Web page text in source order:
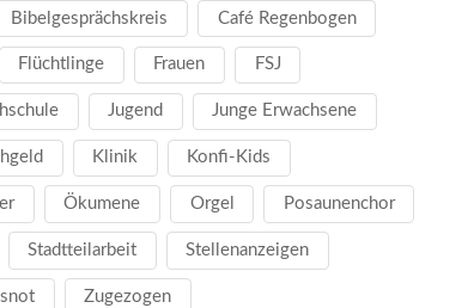
Bibelgesprächskreis Café Regenbogen
Flüchtlinge Frauen FSJ
Jugend Junge Erwachsene
Klinik Konfi-Kids
Ökumene Orgel Posaunenchor
Stadtteilarbeit Stellenanzeigen
Zugezogen